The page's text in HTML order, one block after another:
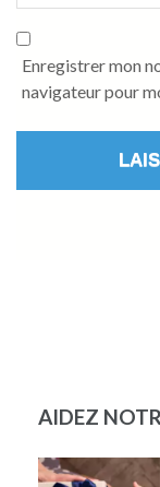
Enregistrer mon
navigateur pour
AIDEZ